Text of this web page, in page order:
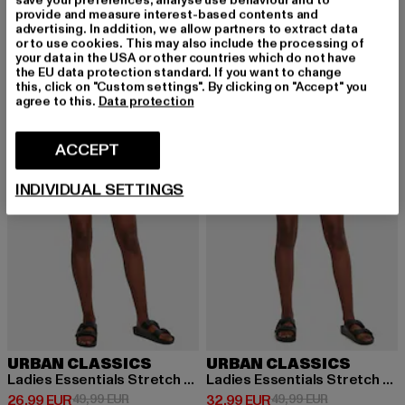
URBAN CLASSICS
Lace Up Highwaist
31,94 EUR
Prix courant: 31,94 EUR
44,99 EUR Prix en promotion: 44,99 EUR
URBAN CLASSICS
Relaxed Fit Jean
31,99 EUR
Prix courant: 31,99 EUR
39,99 EURPrix en
-46%
URBAN CLASSICS
Ladies Essentials Stretch Denim 5 Pocket
26,99 EUR
Prix courant: 26,99 EUR
49,99 EURPrix en promotion: 49,99 EUR
URBAN CLASSICS
Ladies Essentials Stretch Denim 5 Pocket
32,99 EUR
Prix courant: 32,99 EUR
49,99 EURPrix en
provide and measure interest-based contents and
advertising. In addition, we allow partners to extract data
or to use cookies. This may also include the processing of
your data in the USA or other countries which do not have
the EU data protection standard. If you want to change
this, click on "Custom settings". By clicking on "Accept" you
agree to this. Data protection
ACCEPT
INDIVIDUAL SETTINGS